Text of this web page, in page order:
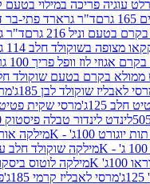
במילוי בטעם קרמל מלוח
גרארד פתי-בר דאבל קרם
גרם
ד"ר גרארד
חלב 114 גרם
ד"ר
פריך 100 גרם
ד"ר
שוקולד חלב 216 גרם
לבן 185ג'
מרסי שקית
מרסי שקית פטיט קפה
טבלה פיסטוק 100ג'
קינדר
מילקה לוטוס ביסקוף 90ג' - K
קרמי 185ג'
פררו דופלו